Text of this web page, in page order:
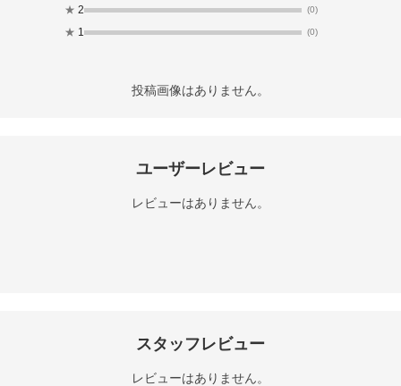
★ 2 (0)
★ 1 (0)
投稿画像はありません。
ユーザーレビュー
レビューはありません。
スタッフレビュー
レビューはありません。